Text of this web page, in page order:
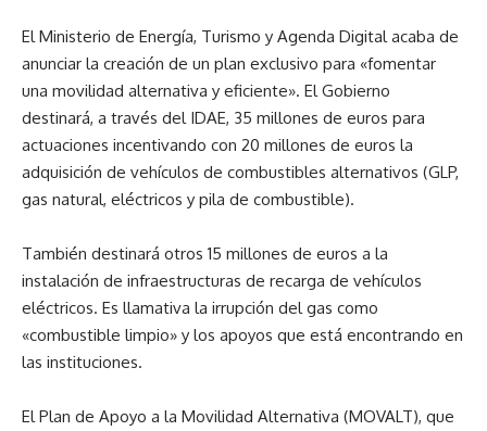
El Ministerio de Energía, Turismo y Agenda Digital acaba de
anunciar la creación de un plan exclusivo para «fomentar
una movilidad alternativa y eficiente». El Gobierno
destinará, a través del IDAE, 35 millones de euros para
actuaciones incentivando con 20 millones de euros la
adquisición de vehículos de combustibles alternativos (GLP,
gas natural, eléctricos y pila de combustible).
También destinará otros 15 millones de euros a la
instalación de infraestructuras de recarga de vehículos
eléctricos. Es llamativa la irrupción del gas como
«combustible limpio» y los apoyos que está encontrando en
las instituciones.
El Plan de Apoyo a la Movilidad Alternativa (MOVALT), que